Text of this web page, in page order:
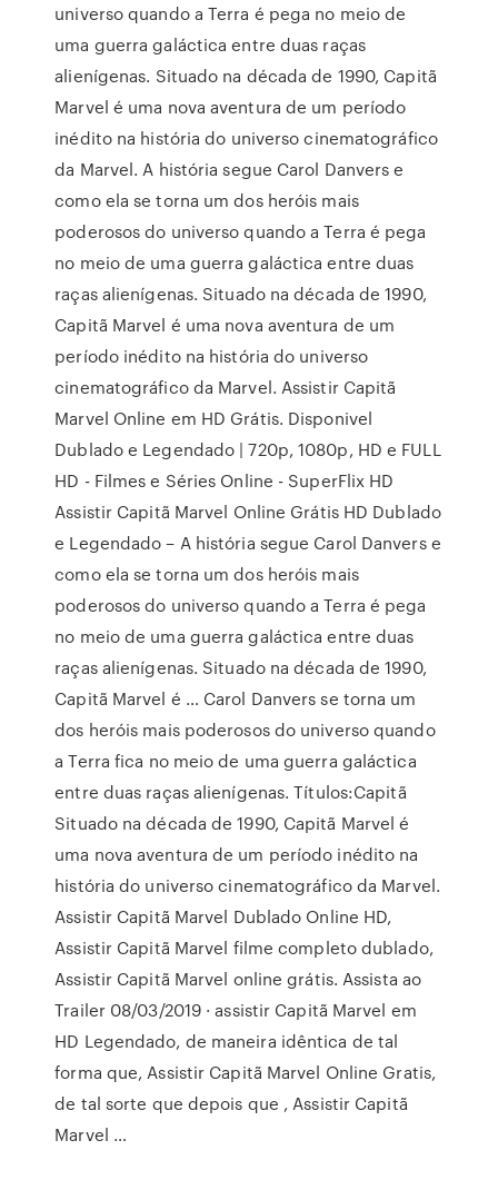
universo quando a Terra é pega no meio de
uma guerra galáctica entre duas raças
alienígenas. Situado na década de 1990, Capitã
Marvel é uma nova aventura de um período
inédito na história do universo cinematográfico
da Marvel. A história segue Carol Danvers e
como ela se torna um dos heróis mais
poderosos do universo quando a Terra é pega
no meio de uma guerra galáctica entre duas
raças alienígenas. Situado na década de 1990,
Capitã Marvel é uma nova aventura de um
período inédito na história do universo
cinematográfico da Marvel. Assistir Capitã
Marvel Online em HD Grátis. Disponivel
Dublado e Legendado | 720p, 1080p, HD e FULL
HD - Filmes e Séries Online - SuperFlix HD
Assistir Capitã Marvel Online Grátis HD Dublado
e Legendado – A história segue Carol Danvers e
como ela se torna um dos heróis mais
poderosos do universo quando a Terra é pega
no meio de uma guerra galáctica entre duas
raças alienígenas. Situado na década de 1990,
Capitã Marvel é … Carol Danvers se torna um
dos heróis mais poderosos do universo quando
a Terra fica no meio de uma guerra galáctica
entre duas raças alienígenas. Títulos:Capitã
Situado na década de 1990, Capitã Marvel é
uma nova aventura de um período inédito na
história do universo cinematográfico da Marvel.
Assistir Capitã Marvel Dublado Online HD,
Assistir Capitã Marvel filme completo dublado,
Assistir Capitã Marvel online grátis. Assista ao
Trailer 08/03/2019 · assistir Capitã Marvel em
HD Legendado, de maneira idêntica de tal
forma que, Assistir Capitã Marvel Online Gratis,
de tal sorte que depois que , Assistir Capitã
Marvel …